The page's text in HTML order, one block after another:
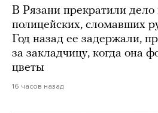
В Рязани прекратили дело
полицейских, сломавших
Год назад ее задержали,
за закладчицу, когда она
цветы
16 часов назад